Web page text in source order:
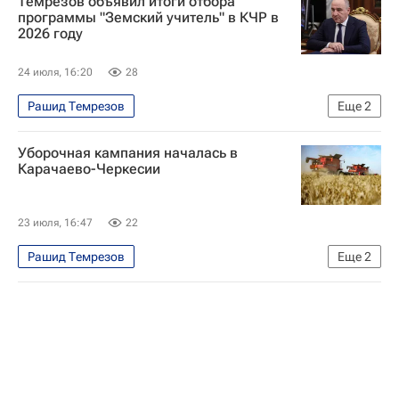
Малокарачаевский район
Урупский район
программы "Земский учитель" в КЧР в
2026 году
24 июля, 16:20 28
Еще2
Рашид Темрезов
Карачаево-Черкесская Республика
Образование
Уборочная кампания началась в
Карачаево-Черкесии
23 июля, 16:47 22
Еще2
Рашид Темрезов
Карачаево-Черкесская Республика